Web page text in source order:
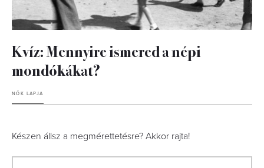
Kvíz: Mennyire ismered a népi
mondókákat?
NŐK LAPJA
Készen állsz a megmérettetésre? Akkor rajta!